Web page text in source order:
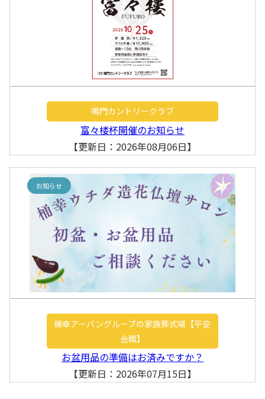
鳴門カントリークラブ
富々楼杯開催のお知らせ
【更新日：2026年08月06日】
お知らせ
桶幸アーバングループの家族葬式場【平安
会館】
お盆用品の準備はお済みですか？
【更新日：2026年07月15日】